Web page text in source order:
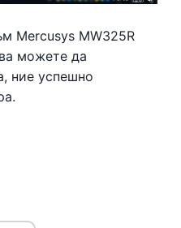
Mercusys MW325R
можете да
ние успешно